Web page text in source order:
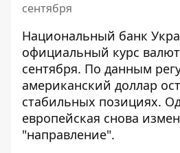
сентября
Национальный банк
официальный курс валют
сентября. По данным
американский доллар
стабильных позициях.
европейская снова
"направление".